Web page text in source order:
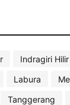
Indragiri Hilir
Labura
Tanggerang